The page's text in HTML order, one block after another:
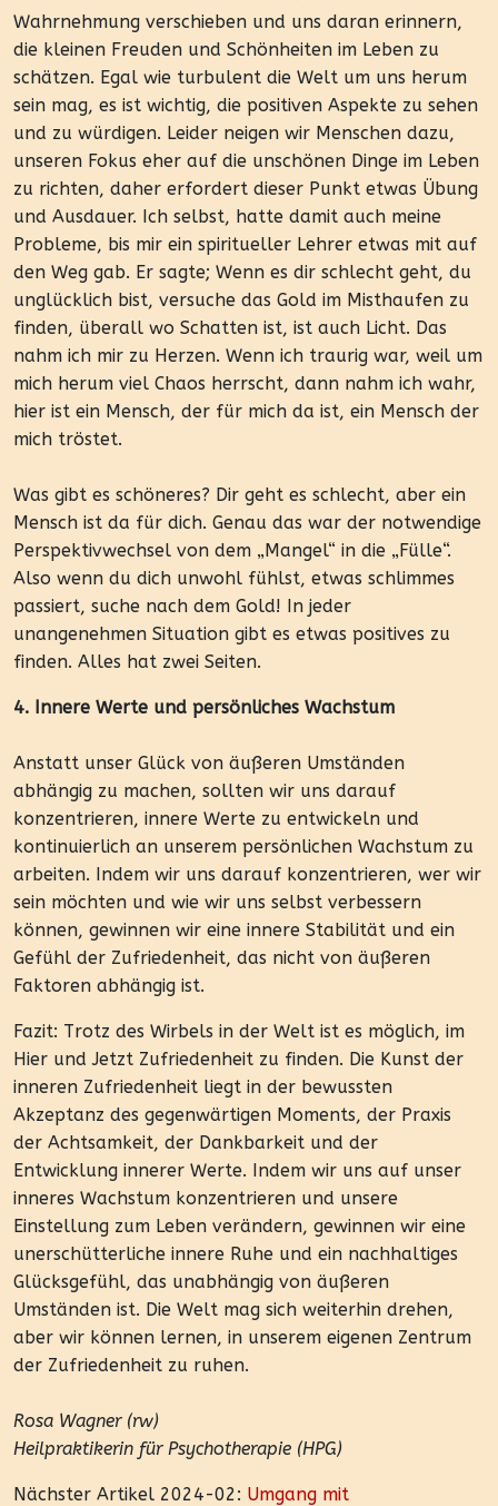
Wahrnehmung verschieben und uns daran erinnern,
die kleinen Freuden und Schönheiten im Leben zu
schätzen. Egal wie turbulent die Welt um uns herum
sein mag, es ist wichtig, die positiven Aspekte zu sehen
und zu würdigen. Leider neigen wir Menschen dazu,
unseren Fokus eher auf die unschönen Dinge im Leben
zu richten, daher erfordert dieser Punkt etwas Übung
und Ausdauer. Ich selbst, hatte damit auch meine
Probleme, bis mir ein spiritueller Lehrer etwas mit auf
den Weg gab. Er sagte; Wenn es dir schlecht geht, du
unglücklich bist, versuche das Gold im Misthaufen zu
finden, überall wo Schatten ist, ist auch Licht. Das
nahm ich mir zu Herzen. Wenn ich traurig war, weil um
mich herum viel Chaos herrscht, dann nahm ich wahr,
hier ist ein Mensch, der für mich da ist, ein Mensch der
mich tröstet.
Was gibt es schöneres? Dir geht es schlecht, aber ein
Mensch ist da für dich. Genau das war der notwendige
Perspektivwechsel von dem „Mangel“ in die „Fülle“.
Also wenn du dich unwohl fühlst, etwas schlimmes
passiert, suche nach dem Gold! In jeder
unangenehmen Situation gibt es etwas positives zu
finden. Alles hat zwei Seiten.
4. Innere Werte und persönliches Wachstum
Anstatt unser Glück von äußeren Umständen
abhängig zu machen, sollten wir uns darauf
konzentrieren, innere Werte zu entwickeln und
kontinuierlich an unserem persönlichen Wachstum zu
arbeiten. Indem wir uns darauf konzentrieren, wer wir
sein möchten und wie wir uns selbst verbessern
können, gewinnen wir eine innere Stabilität und ein
Gefühl der Zufriedenheit, das nicht von äußeren
Faktoren abhängig ist.
Fazit: Trotz des Wirbels in der Welt ist es möglich, im
Hier und Jetzt Zufriedenheit zu finden. Die Kunst der
inneren Zufriedenheit liegt in der bewussten
Akzeptanz des gegenwärtigen Moments, der Praxis
der Achtsamkeit, der Dankbarkeit und der
Entwicklung innerer Werte. Indem wir uns auf unser
inneres Wachstum konzentrieren und unsere
Einstellung zum Leben verändern, gewinnen wir eine
unerschütterliche innere Ruhe und ein nachhaltiges
Glücksgefühl, das unabhängig von äußeren
Umständen ist. Die Welt mag sich weiterhin drehen,
aber wir können lernen, in unserem eigenen Zentrum
der Zufriedenheit zu ruhen.
Rosa Wagner (rw)
Heilpraktikerin für Psychotherapie (HPG)
Nächster Artikel 2024-02: Umgang mit